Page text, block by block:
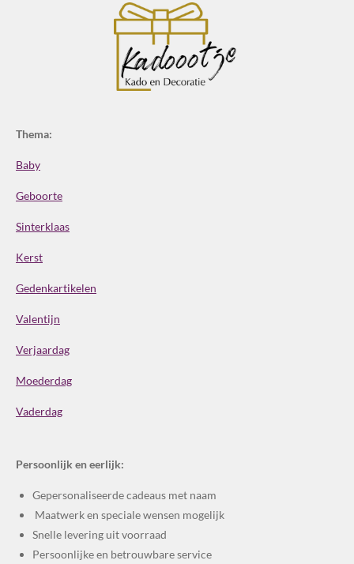
Thema:
Baby
Geboorte
Sinterklaas
Kerst
Gedenkartikelen
Valentijn
Verjaardag
Moederdag
Vaderdag
Persoonlijk en eerlijk:
Gepersonaliseerde cadeaus met naam
Maatwerk en speciale wensen mogelijk
Snelle levering uit voorraad
Persoonlijke en betrouwbare service